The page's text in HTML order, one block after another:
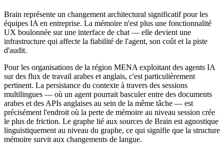
Brain représente un changement architectural significatif pour les
équipes IA en entreprise. La mémoire n'est plus une fonctionnalité
UX boulonnée sur une interface de chat — elle devient une
infrastructure qui affecte la fiabilité de l'agent, son coût et la piste
d'audit.
Pour les organisations de la région MENA exploitant des agents IA
sur des flux de travail arabes et anglais, c'est particulièrement
pertinent. La persistance du contexte à travers des sessions
multilingues — où un agent pourrait basculer entre des documents
arabes et des APIs anglaises au sein de la même tâche — est
précisément l'endroit où la perte de mémoire au niveau session crée
le plus de friction. Le graphe lié aux sources de Brain est agnostique
linguistiquement au niveau du graphe, ce qui signifie que la structure
mémoire survit aux changements de langue.